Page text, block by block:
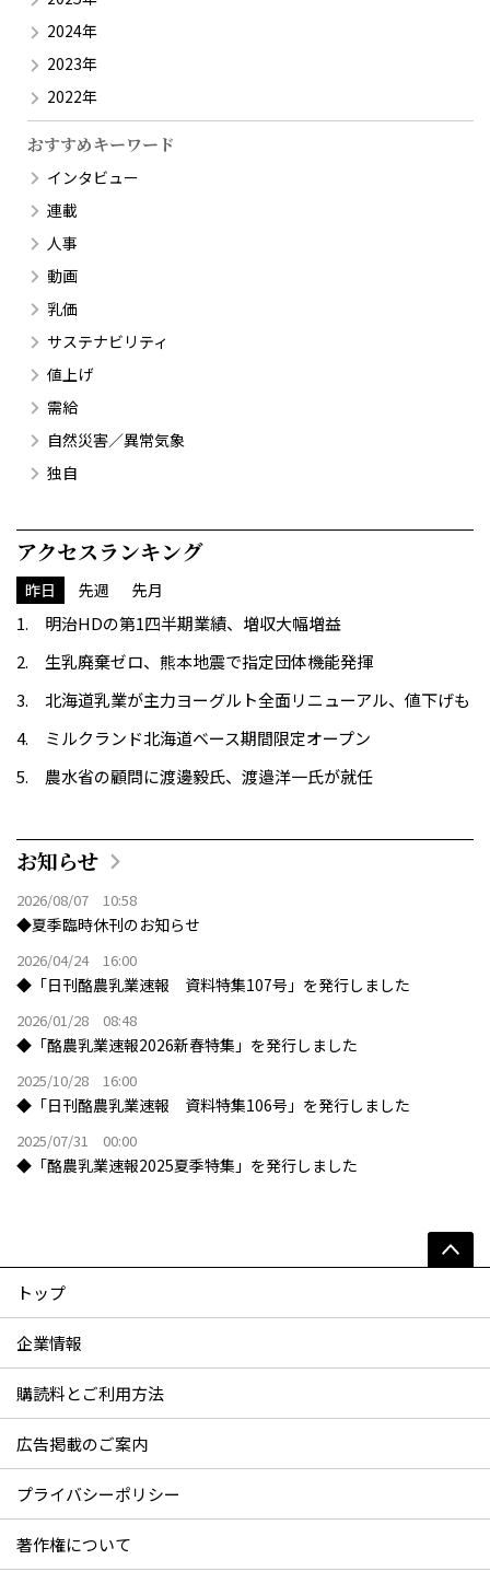
2024年
2023年
2022年
おすすめキーワード
インタビュー
連載
人事
動画
乳価
サステナビリティ
値上げ
需給
自然災害／異常気象
独自
アクセスランキング
昨日 先週 先月
明治HDの第1四半期業績、増収大幅増益
生乳廃棄ゼロ、熊本地震で指定団体機能発揮
北海道乳業が主力ヨーグルト全面リニューアル、値下げも
ミルクランド北海道ベース期間限定オープン
農水省の顧問に渡邊毅氏、渡邉洋一氏が就任
お知らせ
2026/08/07 10:58
◆夏季臨時休刊のお知らせ
2026/04/24 16:00
◆「日刊酪農乳業速報 資料特集107号」を発行しました
2026/01/28 08:48
◆「酪農乳業速報2026新春特集」を発行しました
2025/10/28 16:00
◆「日刊酪農乳業速報 資料特集106号」を発行しました
2025/07/31 00:00
◆「酪農乳業速報2025夏季特集」を発行しました
トップ
企業情報
購読料とご利用方法
広告掲載のご案内
プライバシーポリシー
著作権について